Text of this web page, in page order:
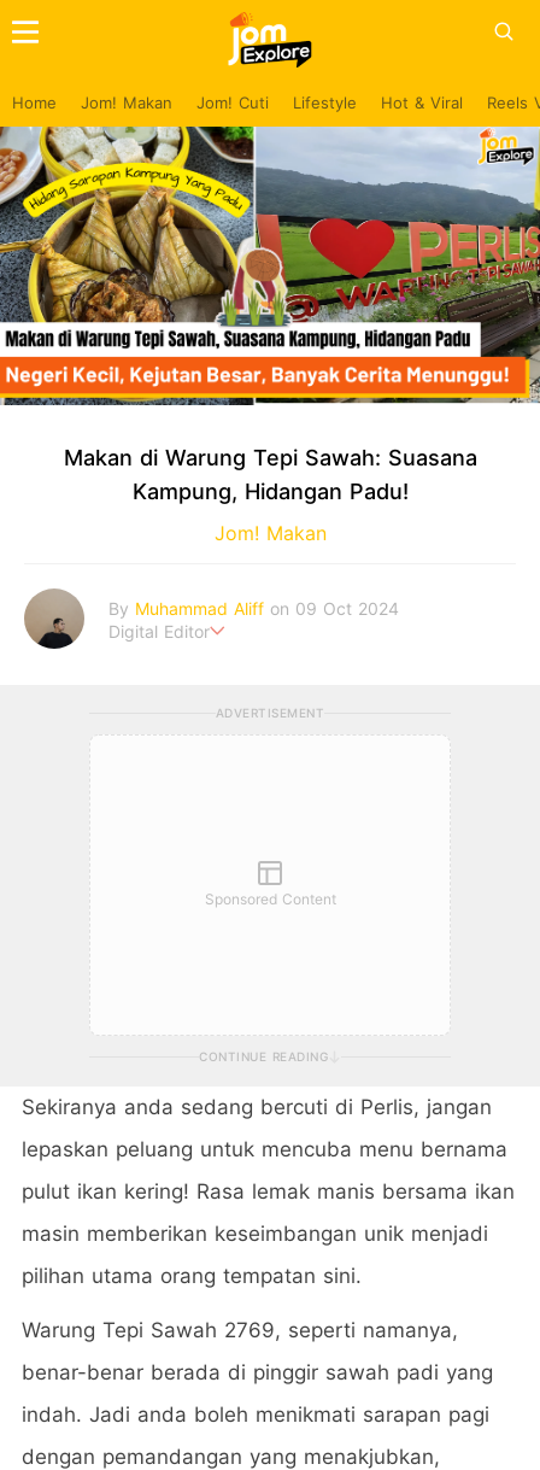
Home Jom! Makan Jom! Cuti Lifestyle Hot & Viral Reels
Makan di Warung Tepi Sawah: Suasana
Kampung, Hidangan Padu!
Jom! Makan
By Muhammad Aliff on 09 Oct 2024
Digital Editor
ADVERTISEMENT
Sponsored Content
CONTINUE READING
Sekiranya anda sedang bercuti di Perlis, jangan
lepaskan peluang untuk mencuba menu bernama
pulut ikan kering! Rasa lemak manis bersama ikan
masin memberikan keseimbangan unik menjadi
pilihan utama orang tempatan sini.
Warung Tepi Sawah 2769, seperti namanya,
benar-benar berada di pinggir sawah padi yang
indah. Jadi anda boleh menikmati sarapan pagi
dengan pemandangan yang menakjubkan,